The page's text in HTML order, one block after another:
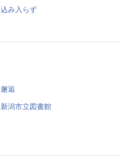
込み入らず
邂逅
新潟市立図書館